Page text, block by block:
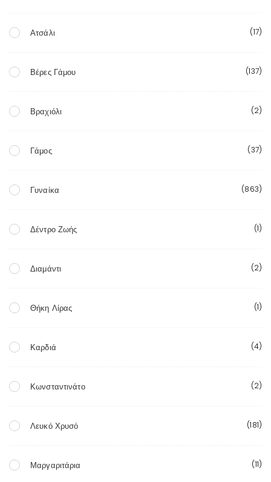
Ατσάλι (17)
Βέρες Γάμου (137)
Βραχιόλι (2)
Γάμος (37)
Γυναίκα (863)
Δέντρο Ζωής (1)
Διαμάντι (2)
Θήκη Λίρας (1)
Καρδιά (4)
Κωνσταντινάτο (2)
Λευκό Χρυσό (181)
Μαργαριτάρια (11)